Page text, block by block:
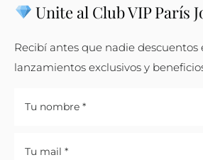
Unite al Club VIP París
Recibí antes que nadie descuentos
lanzamientos exclusivos y